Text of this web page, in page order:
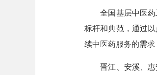
全国基层中医药工
标杆和典范，通过
续中医药服务的需求
晋江、安溪、惠安